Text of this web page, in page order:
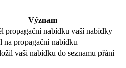
Význam
propagační nabídku vaší nabídky
na propagační nabídku
vaši nabídku do seznamu přání